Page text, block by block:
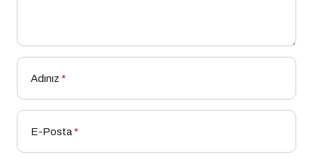
Adınız *
E-Posta*